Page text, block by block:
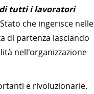
tutti i lavoratori
che ingerisce nelle
di partenza lasciando
nell'organizzazione
e rivoluzionarie.